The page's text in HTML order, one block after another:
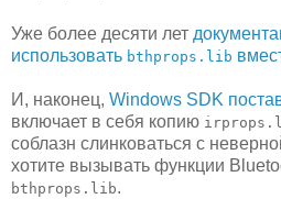
Уже более десяти лет
использовать bthprops.lib
И, наконец, Windows SDK
включает в себя копию
соблазн слинковаться с
хотите вызывать функции
bthprops.lib.